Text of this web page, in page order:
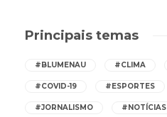
Principais temas
#BLUMENAU #CLIMA
#COVID-19 #ESPORTES
#JORNALISMO #NOTÍCIAS